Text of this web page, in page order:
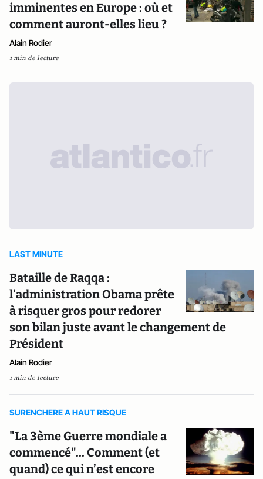
imminentes en Europe : où et
comment auront-elles lieu ?
Alain Rodier
1 min de lecture
LAST MINUTE
Bataille de Raqqa :
l'administration Obama prête
à risquer gros pour redorer
son bilan juste avant le changement de
Président
Alain Rodier
1 min de lecture
SURENCHERE A HAUT RISQUE
"La 3ème Guerre mondiale a
commencé"... Comment (et
quand) ce qui n’est encore